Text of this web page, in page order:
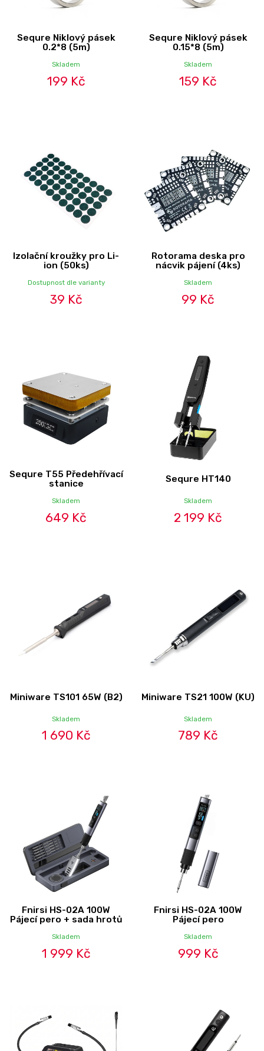
Sequre Niklový pásek
0.2*8 (5m)
Skladem
199 Kč
Sequre Niklový pásek
0.15*8 (5m)
Skladem
159 Kč
Izolační kroužky pro Li-
ion (50ks)
Dostupnost dle varianty
39 Kč
Rotorama deska pro
nácvik pájení (4ks)
Skladem
99 Kč
Sequre T55 Předehřívací
stanice
Skladem
649 Kč
Sequre HT140
Skladem
2 199 Kč
Miniware TS101 65W (B2)
Skladem
1 690 Kč
Miniware TS21 100W (KU)
Skladem
789 Kč
Fnirsi HS-02A 100W
Pájecí pero + sada hrotů
Skladem
1 999 Kč
Fnirsi HS-02A 100W
Pájecí pero
Skladem
999 Kč